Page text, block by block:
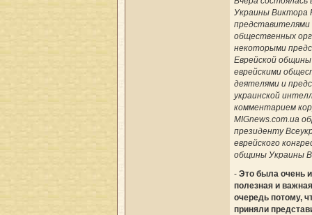
Украины Виктора
представителями
общественных
некоторыми
Еврейской
еврейскими
деятелями и
украинской
комментарием
MIGnews.com.ua
президенту
еврейского
общины Украины
- Это была очень
полезная и
очередь потому,
приняли